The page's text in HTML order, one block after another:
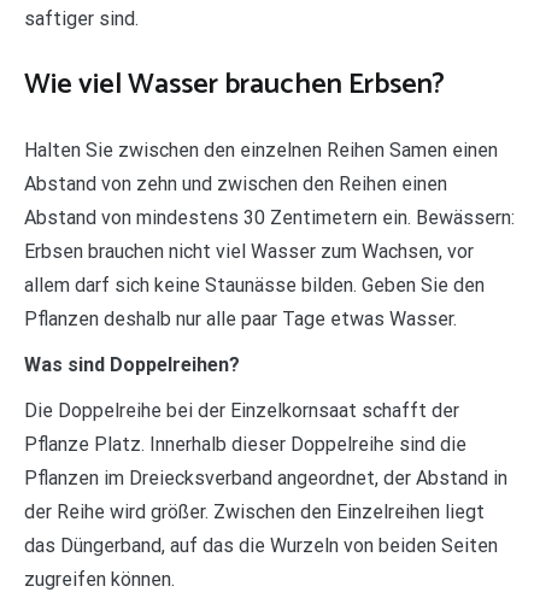
saftiger sind.
Wie viel Wasser brauchen Erbsen?
Halten Sie zwischen den einzelnen Reihen Samen einen
Abstand von zehn und zwischen den Reihen einen
Abstand von mindestens 30 Zentimetern ein. Bewässern:
Erbsen brauchen nicht viel Wasser zum Wachsen, vor
allem darf sich keine Staunässe bilden. Geben Sie den
Pflanzen deshalb nur alle paar Tage etwas Wasser.
Was sind Doppelreihen?
Die Doppelreihe bei der Einzelkornsaat schafft der
Pflanze Platz. Innerhalb dieser Doppelreihe sind die
Pflanzen im Dreiecksverband angeordnet, der Abstand in
der Reihe wird größer. Zwischen den Einzelreihen liegt
das Düngerband, auf das die Wurzeln von beiden Seiten
zugreifen können.